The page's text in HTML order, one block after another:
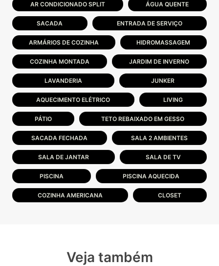
AR CONDICIONADO SPLIT ÁGUA QUENTE
SACADA ENTRADA DE SERVIÇO
ARMÁRIOS DE COZINHA HIDROMASSAGEM
COZINHA MONTADA JARDIM DE INVERNO
LAVANDERIA JUNKER
AQUECIMENTO ELÉTRICO LIVING
PÁTIO TETO REBAIXADO EM GESSO
SACADA FECHADA SALA 2 AMBIENTES
SALA DE JANTAR SALA DE TV
PISCINA PISCINA AQUECIDA
COZINHA AMERICANA CLOSET
Veja também